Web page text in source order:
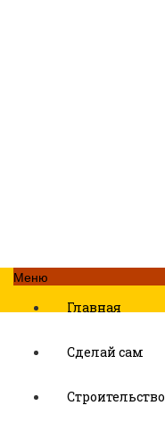
Меню
Главная
Сделай сам
Строительство